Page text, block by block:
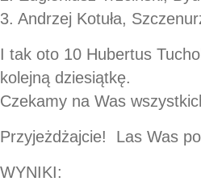
3. Andrzej Kotuła,
I tak oto 10 Hubertus
kolejną dziesiątkę.
Czekamy na Was
Przyjeżdżajcie! Las Was
WYNIKI: